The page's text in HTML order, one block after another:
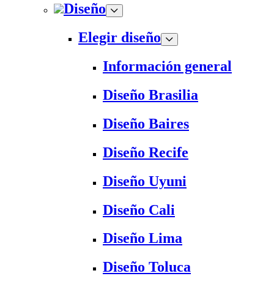
Diseño
Elegir diseño
Información general
Diseño Brasilia
Diseño Baires
Diseño Recife
Diseño Uyuni
Diseño Cali
Diseño Lima
Diseño Toluca